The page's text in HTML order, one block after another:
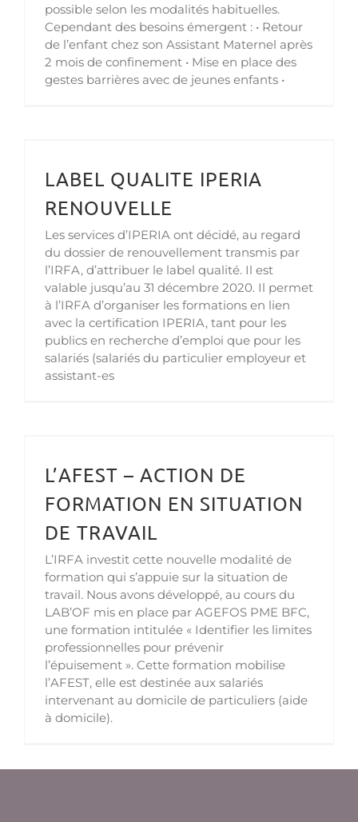
possible selon les modalités habituelles.
Cependant des besoins émergent : • Retour
de l’enfant chez son Assistant Maternel après
2 mois de confinement • Mise en place des
gestes barrières avec de jeunes enfants •
LABEL QUALITE IPERIA
RENOUVELLE
Les services d’IPERIA ont décidé, au regard
du dossier de renouvellement transmis par
l’IRFA, d’attribuer le label qualité. Il est
valable jusqu’au 31 décembre 2020. Il permet
à l’IRFA d’organiser les formations en lien
avec la certification IPERIA, tant pour les
publics en recherche d’emploi que pour les
salariés (salariés du particulier employeur et
assistant-es
L’AFEST – ACTION DE
FORMATION EN SITUATION
DE TRAVAIL
L’IRFA investit cette nouvelle modalité de
formation qui s’appuie sur la situation de
travail. Nous avons développé, au cours du
LAB’OF mis en place par AGEFOS PME BFC,
une formation intitulée « Identifier les limites
professionnelles pour prévenir
l’épuisement ». Cette formation mobilise
l’AFEST, elle est destinée aux salariés
intervenant au domicile de particuliers (aide
à domicile).